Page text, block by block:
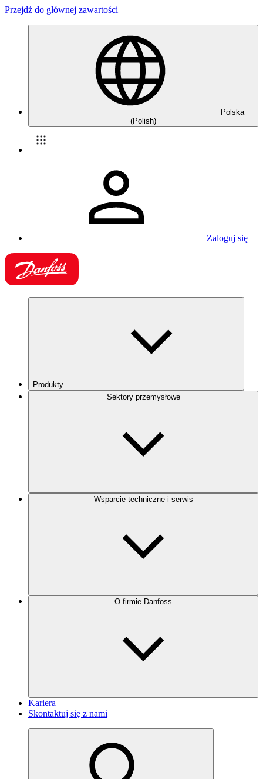
Przejdź do głównej zawartości
Polska
(Polish)
Zaloguj się
Produkty
Sektory przemysłowe
Wsparcie techniczne i serwis
O firmie Danfoss
Kariera
Skontaktuj się z nami